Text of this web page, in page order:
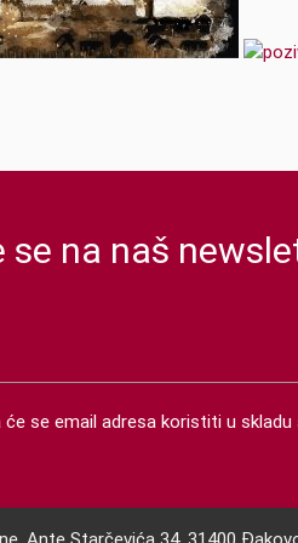
se na naš
će se email adresa koristiti u skladu